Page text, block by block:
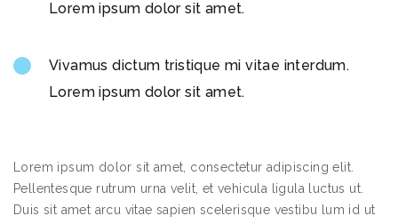
Lorem ipsum dolor sit amet.
Vivamus dictum tristique mi vitae interdum.
Lorem ipsum dolor sit amet.
Lorem ipsum dolor sit amet, consectetur adipiscing elit.
Pellentesque rutrum urna velit, et vehicula ligula luctus ut.
Duis sit amet arcu vitae sapien scelerisque vestibu lum id ut